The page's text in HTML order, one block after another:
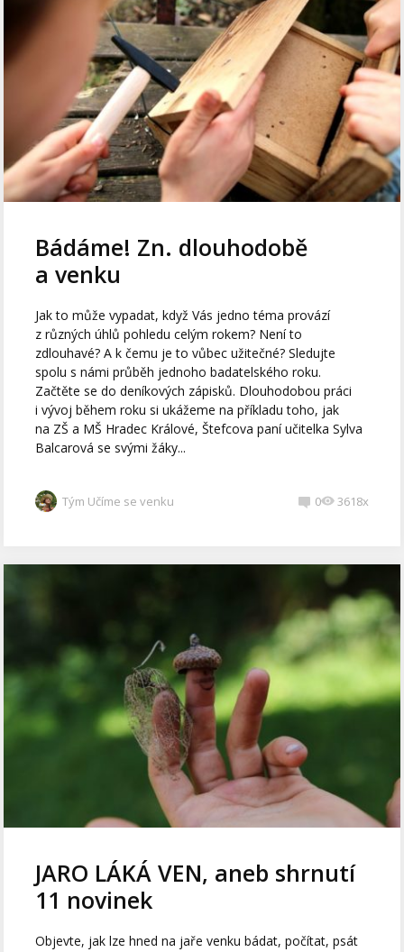
Bádáme! Zn. dlouhodobě
a venku
Jak to může vypadat, když Vás jedno téma provází
z různých úhlů pohledu celým rokem? Není to
zdlouhavé? A k čemu je to vůbec užitečné? Sledujte
spolu s námi průběh jednoho badatelského roku.
Začtěte se do deníkových zápisků. Dlouhodobou práci
i vývoj během roku si ukážeme na příkladu toho, jak
na ZŠ a MŠ Hradec Králové, Štefcova paní učitelka Sylva
Balcarová se svými žáky...
Tým Učíme se venku 0 3618x
JARO LÁKÁ VEN, aneb shrnutí
11 novinek
Objevte, jak lze hned na jaře venku bádat, počítat, psát